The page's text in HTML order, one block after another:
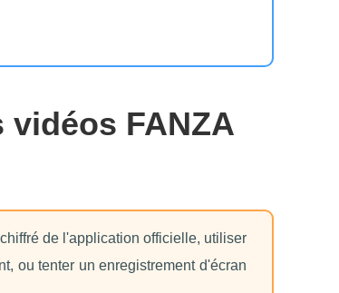
FANZA
de l'application officielle, utiliser
ou tenter un enregistrement d'écran